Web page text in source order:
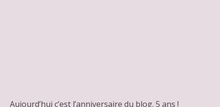
Aujourd’hui c’est l’anniversaire du blog. 5 ans !